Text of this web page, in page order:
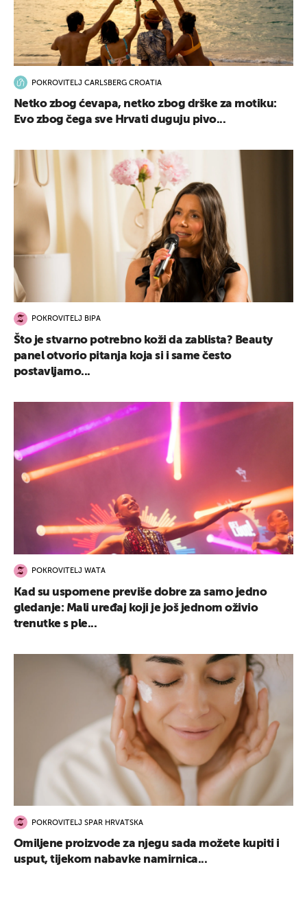
POKROVITELJ CARLSBERG CROATIA
Netko zbog ćevapa, netko zbog drške za motiku:
Evo zbog čega sve Hrvati duguju pivo...
POKROVITELJ BIPA
Što je stvarno potrebno koži da zablista? Beauty
panel otvorio pitanja koja si i same često
postavljamo...
POKROVITELJ WATA
Kad su uspomene previše dobre za samo jedno
gledanje: Mali uređaj koji je još jednom oživio
trenutke s ple...
POKROVITELJ SPAR HRVATSKA
Omiljene proizvode za njegu sada možete kupiti i
usput, tijekom nabavke namirnica...